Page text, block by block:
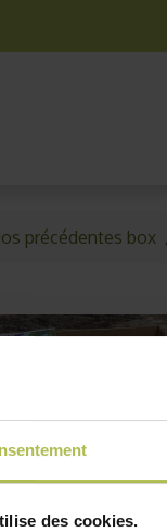
des cookies.
précédentes box